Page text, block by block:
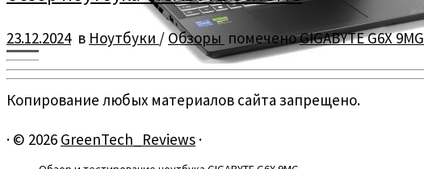
23.12.2024в Ноутбуки / Обзоры помеченоGIGABYTE G6X 9MG
Копирование любых материалов сайта запрещено.
· © 2026 GreenTech_Reviews ·